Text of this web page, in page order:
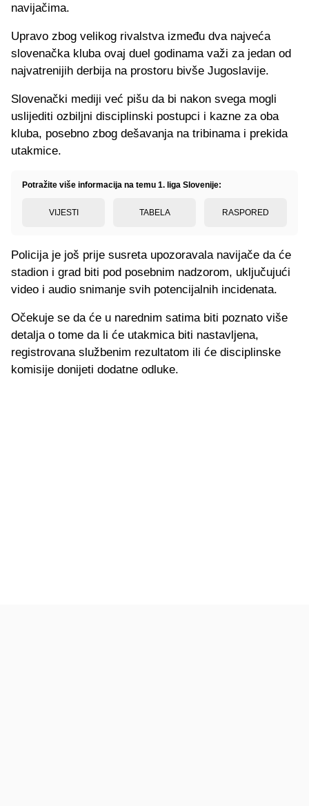
navijačima.
Upravo zbog velikog rivalstva između dva najveća
slovenačka kluba ovaj duel godinama važi za jedan od
najvatrenijih derbija na prostoru bivše Jugoslavije.
Slovenački mediji već pišu da bi nakon svega mogli
uslijediti ozbiljni disciplinski postupci i kazne za oba
kluba, posebno zbog dešavanja na tribinama i prekida
utakmice.
Potražite više informacija na temu 1. liga Slovenije:
VIJESTI TABELA RASPORED
Policija je još prije susreta upozoravala navijače da će
stadion i grad biti pod posebnim nadzorom, uključujući
video i audio snimanje svih potencijalnih incidenata.
Očekuje se da će u narednim satima biti poznato više
detalja o tome da li će utakmica biti nastavljena,
registrovana službenim rezultatom ili će disciplinske
komisije donijeti dodatne odluke.